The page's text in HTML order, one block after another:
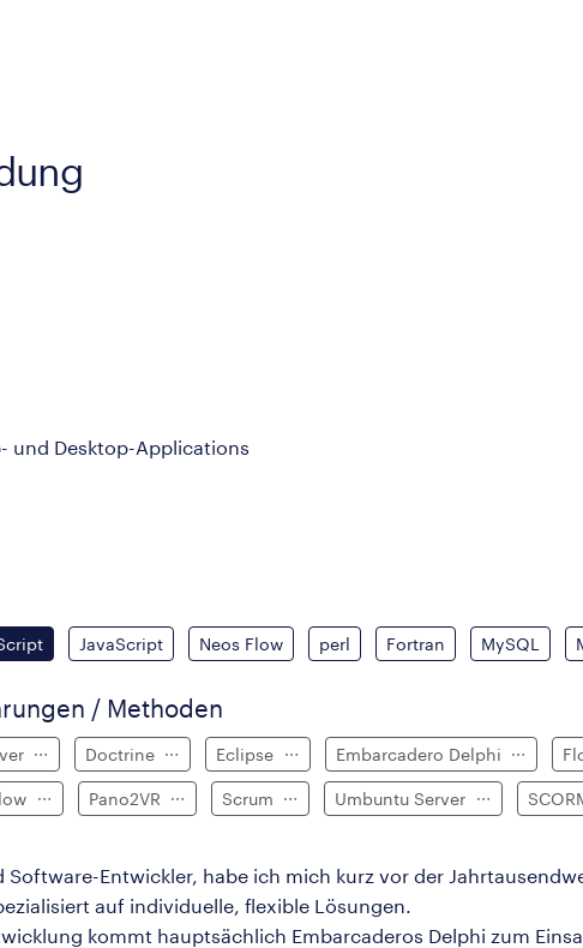
und Desktop-Applications
JavaScript Neos Flow perl Fortran MySQL
/ Methoden
Doctrine Eclipse Embarcadero Delphi
Pano2VR Scrum Umbuntu Server
Entwickler, habe ich mich kurz vor der
auf individuelle, flexible Lösungen.
kommt hauptsächlich Embarcaderos Delphi zum